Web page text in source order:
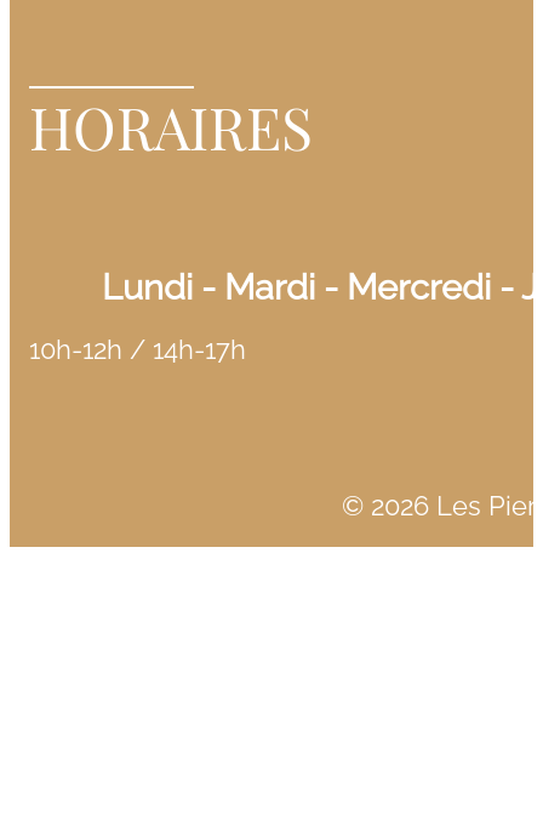
HORAIRES
Lundi - Mardi - Mercredi -
10h-12h / 14h-17h
© 2026 Les